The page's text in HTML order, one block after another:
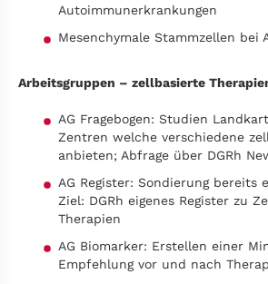
Autoimmunerkrankungen
Mesenchymale Stammzellen bei
Arbeitsgruppen – zellbasierte
AG Fragebogen: Studien
Zentren welche verschiedene
anbieten; Abfrage über DGRh
AG Register: Sondierung bereits
Ziel: DGRh eigenes Register zu
Therapien
AG Biomarker: Erstellen einer
Empfehlung vor und nach